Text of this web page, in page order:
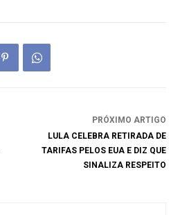
PRÓXIMO ARTIGO
LULA CELEBRA RETIRADA DE
TARIFAS PELOS EUA E DIZ QUE
SINALIZA RESPEITO